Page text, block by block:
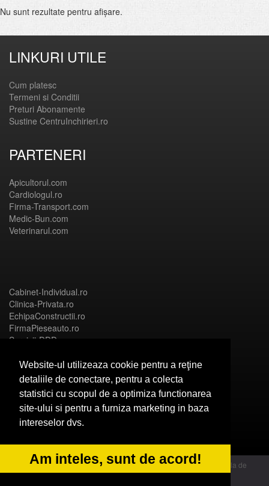
Website-ul utilizeaza cookie pentru a reţine
detaliile de conectare, pentru a colecta
statistici cu scopul de a optimiza functionarea
site-ului si pentru a furniza marketing in baza
intereselor dvs.
Am inteles, sunt de acord!
Nu sunt rezultate pentru afişare.
LINKURI UTILE
Cum platesc
Termeni si Conditii
Preturi Abonamente
Sustine CentruInchirieri.ro
PARTENERI
Apicultorul.com
Cardiologul.ro
Firma-Transport.com
Medic-Bun.com
Veterinarul.com
Cabinet-Individual.ro
Clinica-Privata.ro
EchipaConstructii.ro
FirmaPieseauto.ro
Servicii-DDD.com
Birouri-Cadastru.ro
CramaVinuri.ro
FirmaTractariAuto.ro
© 2014 Powered by OdinMedia | este inscrisa la Autoritatea Nationala de